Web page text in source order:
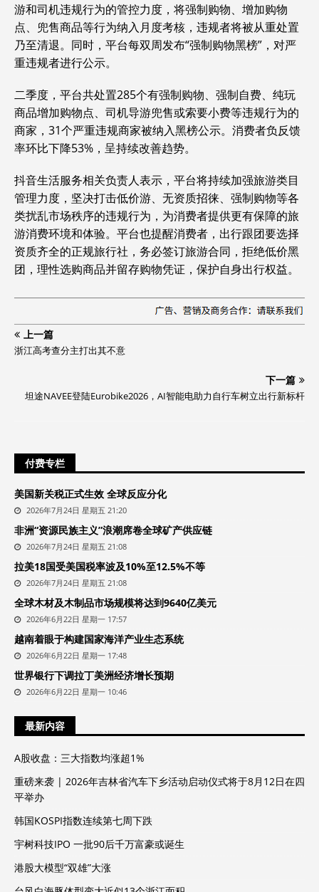
游和司机违规行为的管控力度，将强制购物、增加购物
点、兜售商品等行为纳入月度考核，违规者将被从重处置
乃至清退。同时，平台每双周发布“强制购物黑榜”，对严
重违规者进行公示。
二季度，平台共处置285个有强制购物、强制自费、纯玩
商品增加购物点、司机导游兜售或索要小费等违规行为的
商家，31个严重违规商家被纳入黑榜公示。消费者负反馈
率环比下降53%，呈持续改善趋势。
抖音生活服务相关负责人表示，平台将持续加强旅游类目
管理力度，坚决打击低价游、无资质招徕、强制购物等各
类扰乱市场秩序的违规行为，为消费者提供更有保障的旅
游消费环境和体验。平台也提醒消费者，出行跟团要选择
资质齐全的正规旅行社，务必签订旅游合同，拒绝低价黑
团，理性选购商品并留存购物凭证，保护自身出行权益。
上一篇
浙江高考查分主打出其不意
下一篇
坦途NAVEE登陆Eurobike2026，AI智能电助力自行车树立出行新标杆
付费专栏
美国新关税正式生效 全球反应分化
2026年7月24日 星期五 21:20
非洲“资源民族主义”浪潮席卷全球矿产供应链
2026年7月24日 星期五 21:08
拉美18国受美国税率波及10%至12.5%不等
2026年7月24日 星期五 21:08
全球木材及木制品市场规模将达到9640亿美元
2026年6月22日 星期一 17:57
越南着眼于构建国家海洋产业生态系统
2026年6月22日 星期一 17:48
世界银行下调拉丁美洲经济增长预期
2026年6月22日 星期一 10:46
最新内容
A股收盘：三大指数均涨超1%
重磅来袭 | 2026年吉林省汽车下乡活动启动仪式将于8月12日在四
平举办
韩国KOSPI指数连续第七周下跌
宇树科技IPO 一批90后千万富豪或诞生
港股大模型“双雄”大涨